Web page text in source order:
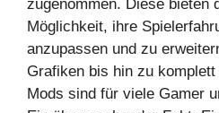
zugenommen. Diese bieten
Möglichkeit, ihre
anzupassen und zu
Grafiken bis hin zu komplett
Mods sind für viele Gamer